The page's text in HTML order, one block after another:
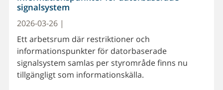
signalsystem
2026-03-26 |
Ett arbetsrum där restriktioner och
informationspunkter för datorbaserade
signalsystem samlas per styrområde finns nu
tillgängligt som informationskälla.